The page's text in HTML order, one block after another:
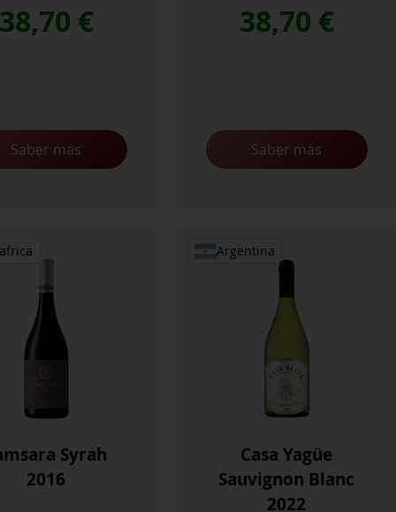
38,70 €
Saber más
38,70 €
Saber más
Syrah
2016
Argentina
Casa Yagüe
Sauvignon Blanc
2022